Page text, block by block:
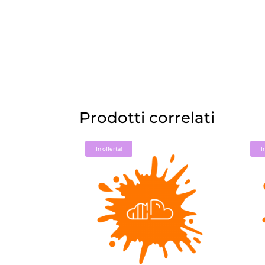
Prodotti correlati
In offerta!